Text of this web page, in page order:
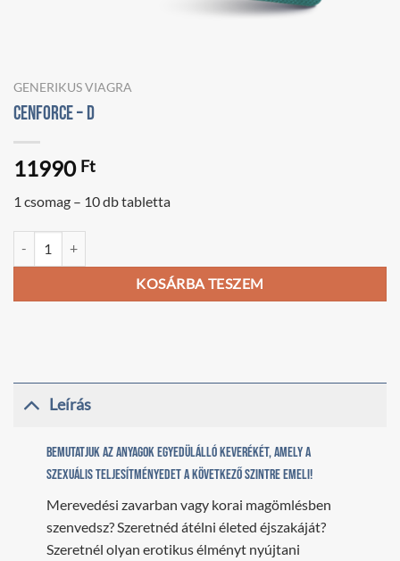
GENERIKUS VIAGRA
Cenforce – D
11990 Ft
1 csomag – 10 db tabletta
KOSÁRBA TESZEM
Leírás
Bemutatjuk az anyagok egyedülálló keverékét, amely a
szexuális teljesítményedet a következő szintre emeli!
Merevedési zavarban vagy korai magömlésben
szenvedsz? Szeretnéd átélni életed éjszakáját?
Szeretnél olyan erotikus élményt nyújtani